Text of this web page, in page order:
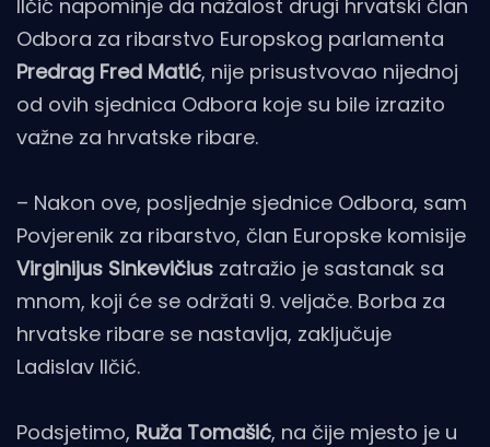
Ilčić napominje da nažalost drugi hrvatski član
Odbora za ribarstvo Europskog parlamenta
Predrag Fred Matić, nije prisustvovao nijednoj
od ovih sjednica Odbora koje su bile izrazito
važne za hrvatske ribare.
– Nakon ove, posljednje sjednice Odbora, sam
Povjerenik za ribarstvo, član Europske komisije
Virginijus Sinkevičius zatražio je sastanak sa
mnom, koji će se održati 9. veljače. Borba za
hrvatske ribare se nastavlja, zaključuje
Ladislav Ilčić.
Podsjetimo, Ruža Tomašić, na čije mjesto je u